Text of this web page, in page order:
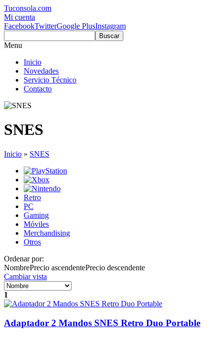
Tuconsola.com
Mi cuenta
FacebookTwitterGoogle PlusInstagram
Buscar
Menu
Inicio
Novedades
Servicio Técnico
Contacto
SNES
Inicio » SNES
Retro
PC
Gaming
Móviles
Merchandising
Otros
Ordenar por:
NombrePrecio ascendentePrecio descendente
Cambiar vista
1
Adaptador 2 Mandos SNES Retro Duo Portable